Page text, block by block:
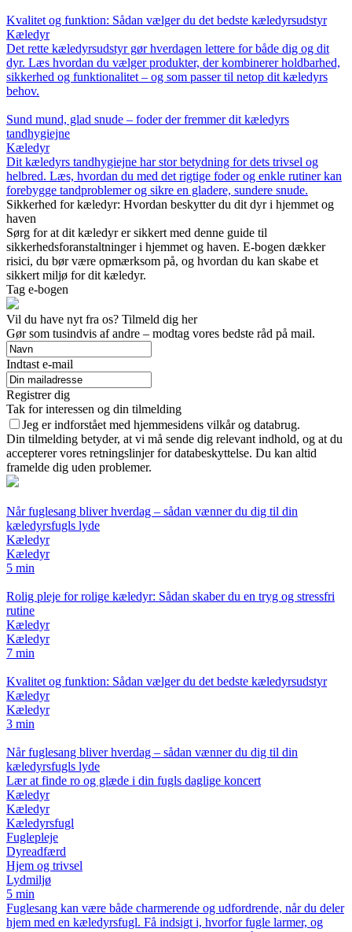
Kvalitet og funktion: Sådan vælger du det bedste kæledyrsudstyr
Kæledyr
Det rette kæledyrsudstyr gør hverdagen lettere for både dig og dit
dyr. Læs hvordan du vælger produkter, der kombinerer holdbarhed,
sikkerhed og funktionalitet – og som passer til netop dit kæledyrs
behov.
Sund mund, glad snude – foder der fremmer dit kæledyrs
tandhygiejne
Kæledyr
Dit kæledyrs tandhygiejne har stor betydning for dets trivsel og
helbred. Læs, hvordan du med det rigtige foder og enkle rutiner kan
forebygge tandproblemer og sikre en gladere, sundere snude.
Sikkerhed for kæledyr: Hvordan beskytter du dit dyr i hjemmet og
haven
Sørg for at dit kæledyr er sikkert med denne guide til
sikkerhedsforanstaltninger i hjemmet og haven. E-bogen dækker
risici, du bør være opmærksom på, og hvordan du kan skabe et
sikkert miljø for dit kæledyr.
Tag e-bogen
Vil du have nyt fra os? Tilmeld dig her
Gør som tusindvis af andre – modtag vores bedste råd på mail.
Indtast e-mail
Registrer dig
Tak for interessen og din tilmelding
Jeg er indforstået med hjemmesidens vilkår og databrug.
Din tilmelding betyder, at vi må sende dig relevant indhold, og at du
accepterer vores retningslinjer for databeskyttelse. Du kan altid
framelde dig uden problemer.
Når fuglesang bliver hverdag – sådan vænner du dig til din
kæledyrsfugls lyde
Kæledyr
Kæledyr
5 min
Rolig pleje for rolige kæledyr: Sådan skaber du en tryg og stressfri
rutine
Kæledyr
Kæledyr
7 min
Kvalitet og funktion: Sådan vælger du det bedste kæledyrsudstyr
Kæledyr
Kæledyr
3 min
Når fuglesang bliver hverdag – sådan vænner du dig til din
kæledyrsfugls lyde
Lær at finde ro og glæde i din fugls daglige koncert
Kæledyr
Kæledyr
Kæledyrsfugl
Fuglepleje
Dyreadfærd
Hjem og trivsel
Lydmiljø
5 min
Fuglesang kan være både charmerende og udfordrende, når du deler
hjem med en kæledyrsfugl. Få indsigt i, hvorfor fugle larmer, og